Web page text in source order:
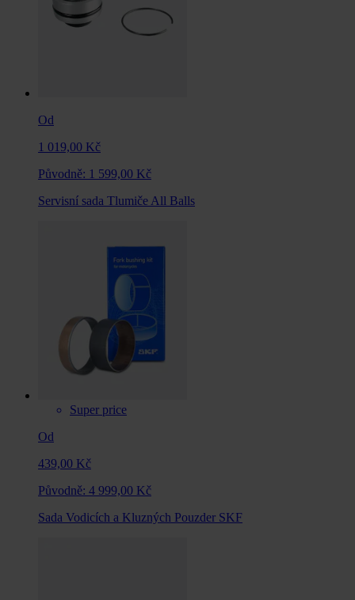
Od
1 019,00 Kč
Původně: 1 599,00 Kč
Servisní sada Tlumiče All Balls
Super price
Od
439,00 Kč
Původně: 4 999,00 Kč
Sada Vodicích a Kluzných Pouzder SKF